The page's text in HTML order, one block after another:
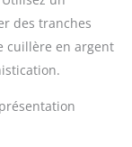
en
fonte du
cire
et
usage
doté
mètre et
ce
à ranger
des tranches
cuillère en argent